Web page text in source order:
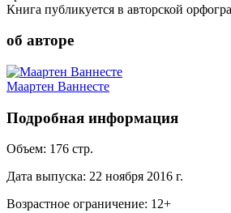
Книга публикуется в авторской
об авторе
Маартен Ваннесте
Подробная информация
Объем: 176 стр.
Дата выпуска: 22 ноября 2016 г.
Возрастное ограничение: 12+